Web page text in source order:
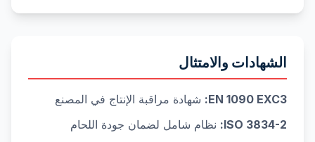
الشهادات والامتثال
EN 1090 EXC3: شهادة مراقبة الإنتاج في المصنع
ISO 3834-2: نظام شامل لضمان جودة اللحام